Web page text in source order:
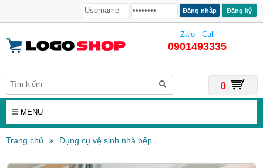
Đăng ký
Zalo - Call
0901493335
0
MENU
Trang chủ Dụng cụ vệ sinh nhà bếp